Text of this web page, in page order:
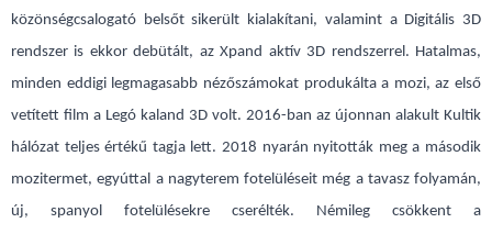
közönségcsalogató belsőt sikerült kialakítani, valamint a Digitális 3D
rendszer is ekkor debütált, az Xpand aktív 3D rendszerrel. Hatalmas,
minden eddigi legmagasabb nézőszámokat produkálta a mozi, az első
vetített film a Legó kaland 3D volt. 2016-ban az újonnan alakult Kultik
hálózat teljes értékű tagja lett. 2018 nyarán nyitották meg a második
mozitermet, egyúttal a nagyterem fotelüléseit még a tavasz folyamán,
új, spanyol fotelülésekre cserélték. Némileg csökkent a